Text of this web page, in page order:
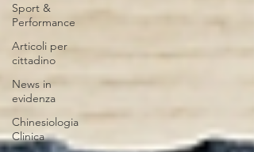
Sport &
Performance
Articoli per
cittadino
News in
evidenza
Chinesiologia
Clinica